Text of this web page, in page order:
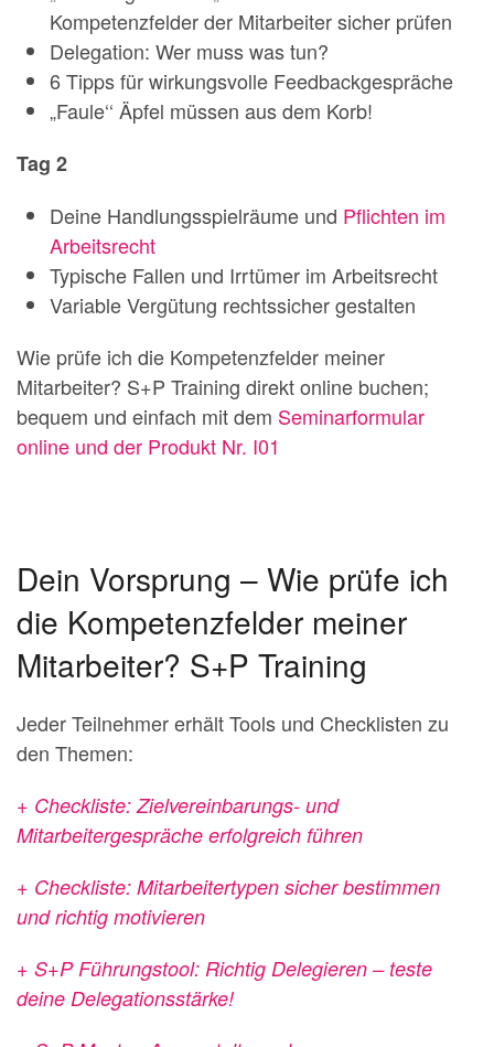
Kompetenzfelder der Mitarbeiter sicher prüfen
Delegation: Wer muss was tun?
6 Tipps für wirkungsvolle Feedbackgespräche
„Faule‘‘ Äpfel müssen aus dem Korb!
Tag 2
Deine Handlungsspielräume und Pflichten im
Arbeitsrecht
Typische Fallen und Irrtümer im Arbeitsrecht
Variable Vergütung rechtssicher gestalten
Wie prüfe ich die Kompetenzfelder meiner
Mitarbeiter? S+P Training direkt online buchen;
bequem und einfach mit dem Seminarformular
online und der Produkt Nr. I01
Dein Vorsprung – Wie prüfe ich
die Kompetenzfelder meiner
Mitarbeiter? S+P Training
Jeder Teilnehmer erhält Tools und Checklisten zu
den Themen:
+ Checkliste: Zielvereinbarungs- und
Mitarbeitergespräche erfolgreich führen
+ Checkliste: Mitarbeitertypen sicher bestimmen
und richtig motivieren
+ S+P Führungstool: Richtig Delegieren – teste
deine Delegationsstärke!